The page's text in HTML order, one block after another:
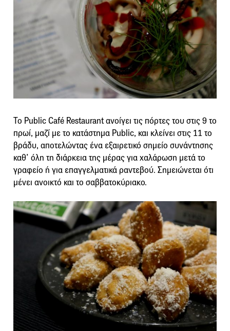
Το Public Café Restaurant ανοίγει τις πόρτες του στις 9 το
πρωί, μαζί με το κατάστημα Public, και κλείνει στις 11 το
βράδυ, αποτελώντας ένα εξαιρετικό σημείο συνάντησης
καθ’ όλη τη διάρκεια της μέρας για χαλάρωση μετά το
γραφείο ή για επαγγελματικά ραντεβού. Σημειώνεται ότι
μένει ανοικτό και το σαββατοκύριακο.